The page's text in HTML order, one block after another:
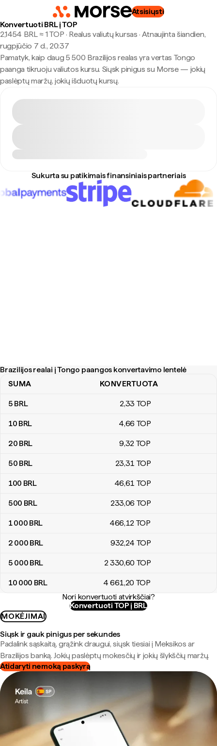
Atsisiųsti
Konvertuoti BRL į TOP
2,1454 BRL ≈ 1 TOP · Realus valiutų kursas · Atnaujinta šiandien,
rugpjūčio 7 d., 20:37
Pamatyk, kaip daug 5 500 Brazilijos realas yra vertas Tongo
paanga tikruoju valiutos kursu. Siųsk pinigus su Morse — jokių
paslėptų maržų, jokių išduotų kursų.
Sukurta su patikimais finansiniais partneriais
Brazilijos realai į Tongo paangos konvertavimo lentelė
Brazilijos realai į Tongo paangos konvertavimo lentelė
SUMA KONVERTUOTA
5 BRL 2,33 TOP
10 BRL 4,66 TOP
20 BRL 9,32 TOP
50 BRL 23,31 TOP
100 BRL 46,61 TOP
500 BRL 233,06 TOP
1 000 BRL 466,12 TOP
2 000 BRL 932,24 TOP
5 000 BRL 2 330,60 TOP
10 000 BRL 4 661,20 TOP
Nori konvertuoti atvirkščiai?
Konvertuoti TOP į BRL
MOKĖJIMAI
Siųsk ir gauk pinigus per sekundes
Padalink sąskaitą, grąžink draugui, siųsk tiesiai į Meksikos ar
Brazilijos banką. Jokių paslėptų mokesčių ir jokių šlykščių maržų.
Atidaryti nemoką paskyrą